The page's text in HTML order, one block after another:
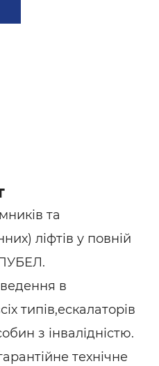
та
ліфтів у повній
ПУБЕЛ.
в
типів,ескалаторів
з інвалідністю.
технічне